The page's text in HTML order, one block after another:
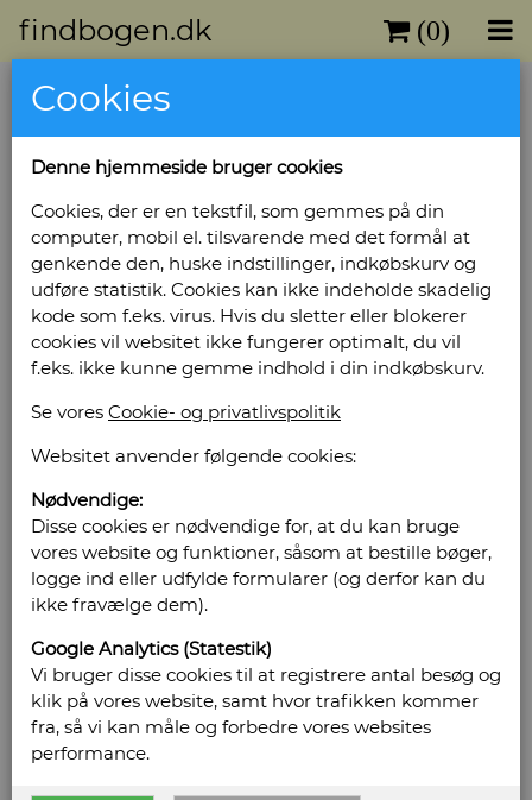
findbogen.dk (0)
Cookies
Denne hjemmeside bruger cookies
Cookies, der er en tekstfil, som gemmes på din
computer, mobil el. tilsvarende med det formål at
genkende den, huske indstillinger, indkøbskurv og
udføre statistik. Cookies kan ikke indeholde skadelig
kode som f.eks. virus. Hvis du sletter eller blokerer
cookies vil websitet ikke fungerer optimalt, du vil
f.eks. ikke kunne gemme indhold i din indkøbskurv.
Se vores Cookie- og privatlivspolitik
Websitet anvender følgende cookies:
Nødvendige:
Disse cookies er nødvendige for, at du kan bruge
vores website og funktioner, såsom at bestille bøger,
logge ind eller udfylde formularer (og derfor kan du
ikke fravælge dem).
Google Analytics (Statestik)
Vi bruger disse cookies til at registrere antal besøg og
klik på vores website, samt hvor trafikken kommer
fra, så vi kan måle og forbedre vores websites
performance.